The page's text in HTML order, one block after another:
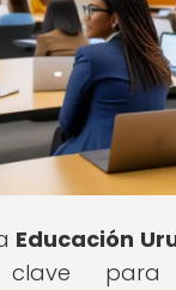
Educación
clave